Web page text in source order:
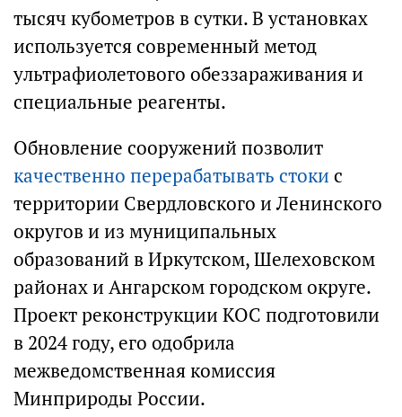
тысяч кубометров в сутки. В установках
используется современный метод
ультрафиолетового обеззараживания и
специальные реагенты.
Обновление сооружений позволит
качественно перерабатывать стоки с
территории Свердловского и Ленинского
округов и из муниципальных
образований в Иркутском, Шелеховском
районах и Ангарском городском округе.
Проект реконструкции КОС подготовили
в 2024 году, его одобрила
межведомственная комиссия
Минприроды России.